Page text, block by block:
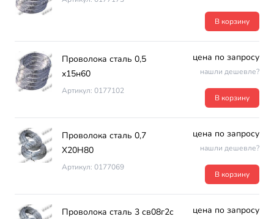
В корзину
Проволока сталь 0,5
х15н60
Артикул: 0177102
цена по запросу
нашли дешевле?
В корзину
Проволока сталь 0,7
Х20Н80
Артикул: 0177069
цена по запросу
нашли дешевле?
В корзину
Проволока сталь 3 св08г2с цена по запросу